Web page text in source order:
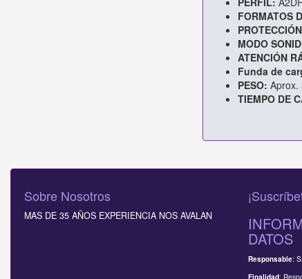
FORMATOS
MODO
ATENCIÓN
Funda de
PESO: Aprox.
TIEMPO DE
Sobre Nosotros
MAS DE 35 AÑOS EXPERIENCIA NOS AVALAN
DATOS
Responsable:
: